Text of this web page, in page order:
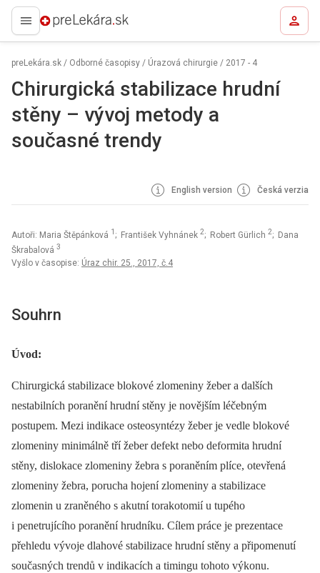
preLekára.sk
preLekára.sk / Odborné časopisy / Úrazová chirurgie / 2017 - 4
Chirurgická stabilizace hrudní
stěny – vývoj metody a
současné trendy
English version Česká verzia
Autoři: Maria Štěpánková 1 ; František Vyhnánek 2; Robert Gürlich 2; Dana
Škrabalová 3
Vyšlo v časopise: Úraz chir. 25., 2017, č.4
Souhrn
Úvod:
Chirurgická stabilizace blokové zlomeniny žeber a dalších
nestabilních poranění hrudní stěny je novějším léčebným
postupem. Mezi indikace osteosyntézy žeber je vedle blokové
zlomeniny minimálně tří žeber defekt nebo deformita hrudní
stěny, dislokace zlomeniny žebra s poraněním plíce, otevřená
zlomeniny žebra, porucha hojení zlomeniny a stabilizace
zlomenin u zraněného s akutní torakotomií u tupého
i penetrujícího poranění hrudníku. Cílem práce je prezentace
přehledu vývoje dlahové stabilizace hrudní stěny a připomenutí
současných trendů v indikacích a timingu tohoto výkonu.